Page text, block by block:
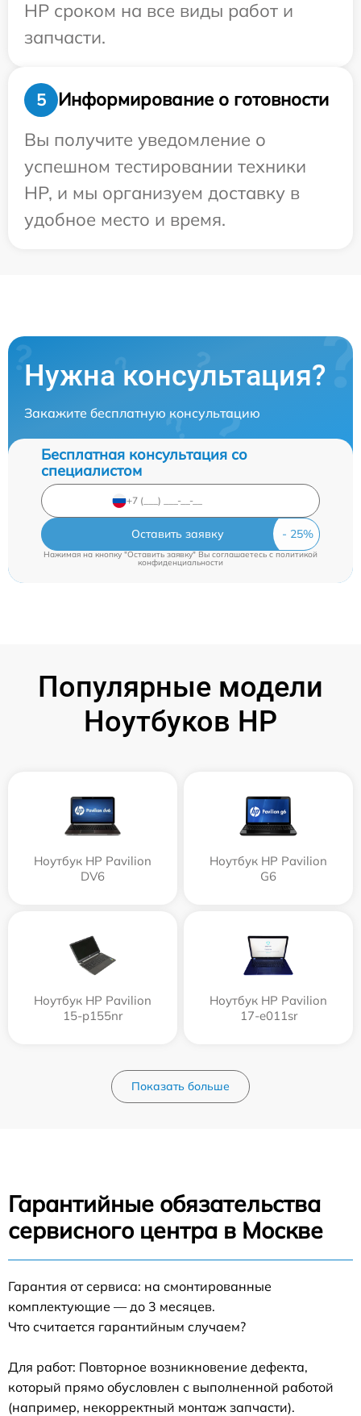
HP сроком на все виды работ и
запчасти.
5
Информирование о готовности
Вы получите уведомление о
успешном тестировании техники
HP, и мы организуем доставку в
удобное место и время.
Нужна консультация?
Закажите бесплатную консультацию
Бесплатная консультация со
специалистом
Оставить заявку
Нажимая на кнопку "Оставить заявку" Вы соглашаетесь cполитикой
конфиденциальности
Популярные модели
Ноутбуков HP
Ноутбук HP Pavilion
DV6
Ноутбук HP Pavilion
G6
Ноутбук HP Pavilion
15-p155nr
Ноутбук HP Pavilion
17-e011sr
Показать больше
Гарантийные обязательства
сервисного центра в Москве
Гарантия от сервиса: на смонтированные
комплектующие — до 3 месяцев.
Что считается гарантийным случаем?
Для работ: Повторное возникновение дефекта,
который прямо обусловлен с выполненной работой
(например, некорректный монтаж запчасти).